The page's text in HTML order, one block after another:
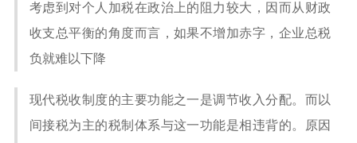
考虑到对个人加税在政治上的阻力较大，因而从财政
收支总平衡的角度而言，如果不增加赤字，企业总税
负就难以下降
现代税收制度的主要功能之一是调节收入分配。而以
间接税为主的税制体系与这一功能是相违背的。原因